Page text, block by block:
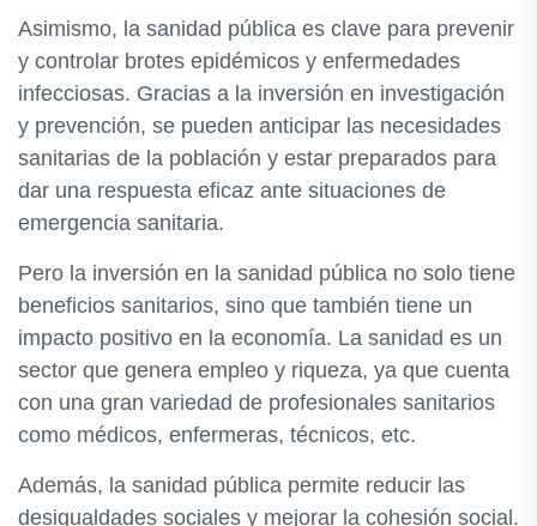
Asimismo, la sanidad pública es clave para prevenir
y controlar brotes epidémicos y enfermedades
infecciosas. Gracias a la inversión en investigación
y prevención, se pueden anticipar las necesidades
sanitarias de la población y estar preparados para
dar una respuesta eficaz ante situaciones de
emergencia sanitaria.
Pero la inversión en la sanidad pública no solo tiene
beneficios sanitarios, sino que también tiene un
impacto positivo en la economía. La sanidad es un
sector que genera empleo y riqueza, ya que cuenta
con una gran variedad de profesionales sanitarios
como médicos, enfermeras, técnicos, etc.
Además, la sanidad pública permite reducir las
desigualdades sociales y mejorar la cohesión social.